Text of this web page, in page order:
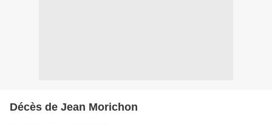
Décès de Jean Morichon